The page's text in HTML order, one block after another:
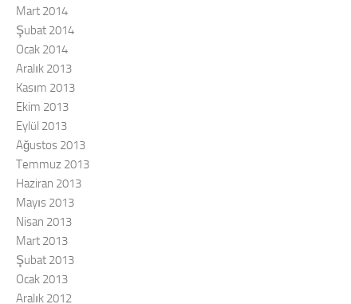
Mart 2014
Şubat 2014
Ocak 2014
Aralık 2013
Kasım 2013
Ekim 2013
Eylül 2013
Ağustos 2013
Temmuz 2013
Haziran 2013
Mayıs 2013
Nisan 2013
Mart 2013
Şubat 2013
Ocak 2013
Aralık 2012